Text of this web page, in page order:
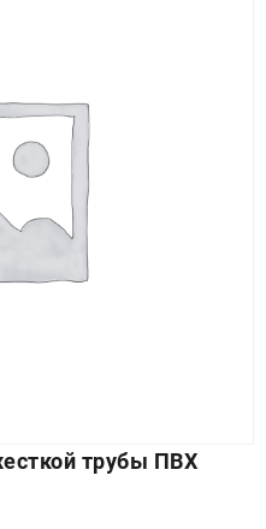
трубы ПВХ